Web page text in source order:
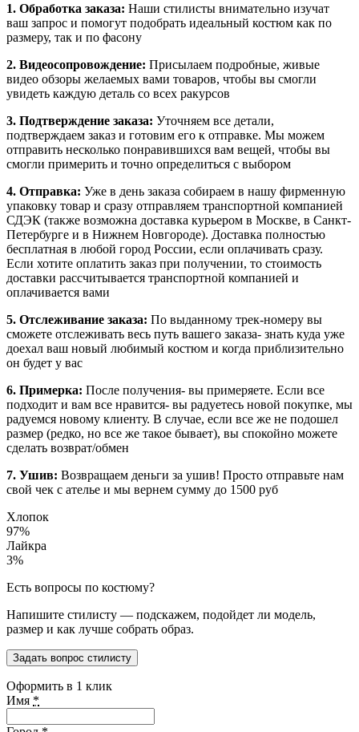
1. Обработка заказа: Наши стилисты внимательно изучат
ваш запрос и помогут подобрать идеальный костюм как по
размеру, так и по фасону
2. Видеосопровождение: Присылаем подробные, живые
видео обзоры желаемых вами товаров, чтобы вы смогли
увидеть каждую деталь со всех ракурсов
3. Подтверждение заказа: Уточняем все детали,
подтверждаем заказ и готовим его к отправке. Мы можем
отправить несколько понравившихся вам вещей, чтобы вы
смогли примерить и точно определиться с выбором
4. Отправка: Уже в день заказа собираем в нашу фирменную
упаковку товар и сразу отправляем транспортной компанией
СДЭК (также возможна доставка курьером в Москве, в Санкт-
Петербурге и в Нижнем Новгороде). Доставка полностью
бесплатная в любой город России, если оплачивать сразу.
Если хотите оплатить заказ при получении, то стоимость
доставки рассчитывается транспортной компанией и
оплачивается вами
5. Отслеживание заказа: По выданному трек-номеру вы
сможете отслеживать весь путь вашего заказа- знать куда уже
доехал ваш новый любимый костюм и когда приблизительно
он будет у вас
6. Примерка: После получения- вы примеряете. Если все
подходит и вам все нравится- вы радуетесь новой покупке, мы
радуемся новому клиенту. В случае, если все же не подошел
размер (редко, но все же такое бывает), вы спокойно можете
сделать возврат/обмен
7. Ушив: Возвращаем деньги за ушив! Просто отправьте нам
свой чек с ателье и мы вернем сумму до 1500 руб
Хлопок
97%
Лайкра
3%
Есть вопросы по костюму?
Напишите стилисту — подскажем, подойдет ли модель,
размер и как лучше собрать образ.
Задать вопрос стилисту
Оформить в 1 клик
Имя *